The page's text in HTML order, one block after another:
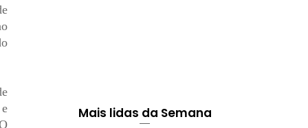
Mais lidas da Semana